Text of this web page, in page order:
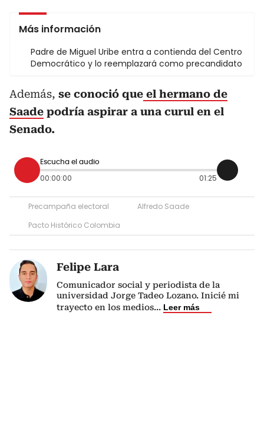
Más información
Padre de Miguel Uribe entra a contienda del Centro
Democrático y lo reemplazará como precandidato
Además, se conoció que el hermano de
Saade podría aspirar a una curul en el
Senado.
Escucha el audio
00:00:00 01:25
Precampaña electoral
Alfredo Saade
Pacto Histórico Colombia
Felipe Lara
Comunicador social y periodista de la
universidad Jorge Tadeo Lozano. Inicié mi
trayecto en los medios... Leer más